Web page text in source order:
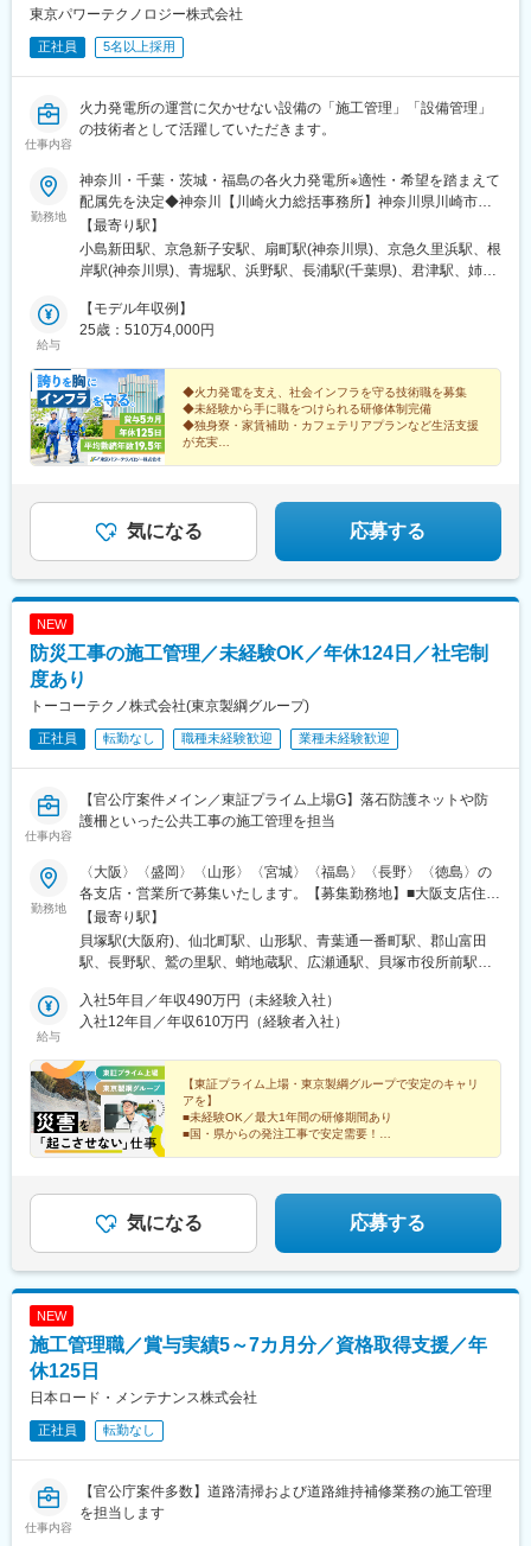
・残業時間が月20h以下・現場直行直帰可能、年休123日（計画年
休含む年間休日休暇：128日）です。
・有給取得率80.5%と働きやすい環境が整っています。男女とも
に産休育休実績も多数あり、定着率は90%以上となっています。※
レオパレス本体離職率：7.5%
・基本は土日祝休みですが、現場状況によりシフトに併せての就
業となる可能性が有ります。（休日出勤が生じた場合は平日振替
■ポジションの魅力：
＜自分の裁量で現場を動かせる＞
施工計画の策定から、現場監督としての管理、オーナー様の立ち
会いまで、最初から最後まで自分の裁量で現場を動かすことが可
僚がサポートしてくれますので安心して仕事に没頭することがで
きます。
＜完全なる土日祝の公休日＞
工事現場は平日のみ稼働するため、土日祝が公休日となります。
また、繁忙期以外の残業はほぼありません。そのため、プライベ
ートを充実させられることが魅力の一つ。子育てをしながら施工
管理職として活躍する人もたくさんいます。
■当社について：
◎従業員約4000名規模のプライム市場上場企業
◎「健康経営優良法人」に8年連続で認定
東京パワーテクノロジー株式会社
正社員 5名以上採用
仕事内容
火力発電所の運営に欠かせない設備の「施工管理」「設備管理」
の技術者として活躍していただきます。
勤務地
神奈川・千葉・茨城・福島の各火力発電所※適性・希望を踏まえて
配属先を決定◆神奈川【川崎火力総括事務所】神奈川県川崎市川
崎区千鳥町5-1【横浜事務所】神奈川県横浜市鶴見区大黒町11-
1【東扇島事務所】神奈川県川崎市川崎区東扇島3【横須賀事務
所】神奈川県横須賀市久里浜9-2-1【南横浜事務所】神奈川県横浜
所】千葉県富津市新富28-1【千葉事務所】千葉県千葉市中央区蘇
我町2-1378【袖ヶ浦事務所】千葉県袖ヶ浦市中袖2-1【君津共火
海岸3【五井事務所】千葉県市原市五井海岸1…◆茨城※マイカー
通勤可【常陸那珂火力総括事務所】茨城県那珂郡東海村照沼768-
23【鹿島共火事務所】茨城県鹿嶋市新浜5…◆福島※マイカー通勤
可【広野事務所】福島県双葉郡広野町大字下北迫字二ツ沼58☆受
動喫煙対策：あり（オフィス内禁煙）
【最寄り駅】
小島新田駅、京急新子安駅、扇町駅(神奈川県)、京急久里浜駅、根
岸駅(神奈川県)、青堀駅、浜野駅、長浦駅(千葉県)、君津駅、姉ケ
新豊洲駅
給与
【モデル年収例】
25歳：510万4,000円
◆火力発電を支え、社会インフラを守る技術職を募集
◆未経験から手に職をつけられる研修体制完備
◆独身寮・家賃補助・カフェテリアプランなど生活支援
が充実
気になる 応募する
NEW
防災工事の施工管理／未経験OK／年休124日／社宅制
度あり
トーコーテクノ株式会社(東京製綱グループ)
正社員 転勤なし 職種未経験歓迎 業種未経験歓迎
仕事内容
【官公庁案件メイン／東証プライム上場G】落石防護ネットや防
護柵といった公共工事の施工管理を担当
勤務地
〈大阪〉〈盛岡〉〈山形〉〈宮城〉〈福島〉〈長野〉〈徳島〉の
各支店・営業所で募集いたします。【募集勤務地】■大阪支店住
所：大阪府大阪市貝塚市堀2-18-30■盛岡支店住所：岩手県盛岡市
本宮一丁目31番1号松嶋ビル■山形営業所住所：山形県山形市篭田
2丁目5-34 ダイヤ26篭田 A■東北支店住所：宮城県仙台市青葉区一
県郡山市桑野二丁目2番16号 藤尾ビル101■関東甲信越支店住所：
長野県長野市大豆島893-1■徳島実験場住所：徳島県阿南市大田井
【最寄り駅】
貝塚駅(大阪府)、仙北町駅、山形駅、青葉通一番町駅、郡山富田
駅、長野駅、鷲の里駅、蛸地蔵駅、広瀬通駅、貝塚市役所前駅、
給与
入社5年目／年収490万円（未経験入社）
入社12年目／年収610万円（経験者入社）
【東証プライム上場・東京製綱グループで安定のキャリ
アを】
■未経験OK／最大1年間の研修期間あり
■国・県からの発注工事で安定需要！
気になる 応募する
NEW
施工管理職／賞与実績5～7カ月分／資格取得支援／年
休125日
日本ロード・メンテナンス株式会社
正社員 転勤なし
仕事内容
【官公庁案件多数】道路清掃および道路維持補修業務の施工管理
を担当します